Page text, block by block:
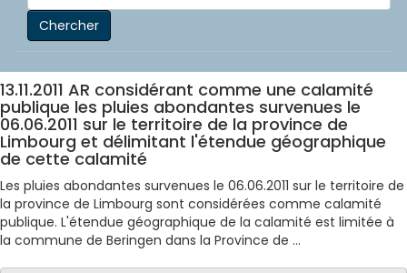
Chercher
13.11.2011 AR considérant comme une calamité
publique les pluies abondantes survenues le
06.06.2011 sur le territoire de la province de
Limbourg et délimitant l'étendue géographique
de cette calamité
Les pluies abondantes survenues le 06.06.2011 sur le territoire de
la province de Limbourg sont considérées comme calamité
publique. L'étendue géographique de la calamité est limitée à
la commune de Beringen dans la Province de ...